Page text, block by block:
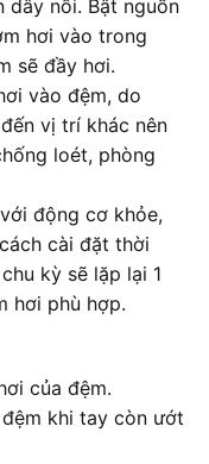
dây nối. Bật nguồn
hơi vào trong
sẽ đầy hơi.
vào đệm, do
vị trí khác nên
loét, phòng
động cơ khỏe,
cài đặt thời
kỳ sẽ lặp lại 1
hơi phù hợp.
của đệm.
khi tay còn ướt